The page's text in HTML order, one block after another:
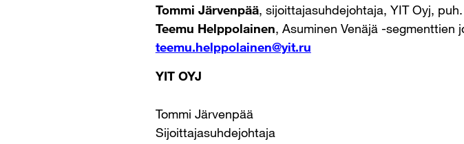
Tommi Järvenpää, sijoittajasuhdejohtaja, YIT Oyj,
Teemu Helppolainen, Asuminen Venäjä -segmenttien
teemu.helppolainen@yit.ru
YIT OYJ
Tommi Järvenpää
Sijoittajasuhdejohtaja